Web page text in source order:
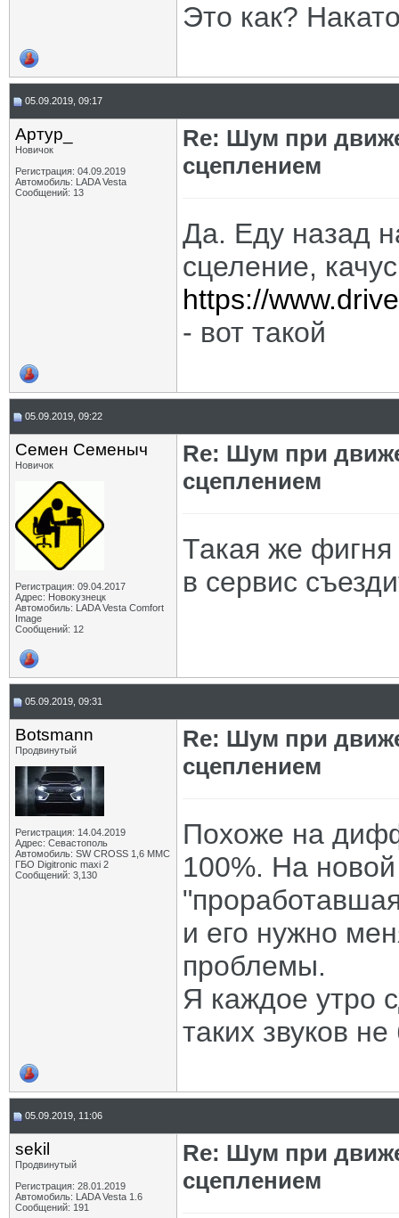
Это как?
05.09.2019, 09:17
Артур_
Новичок
Регистрация: 04.09.2019
Автомобиль: LADA Vesta
Сообщений: 13
Re: Шум при
сцеплением
Да. Еду назад
сцеление,
https://
- вот такой
05.09.2019, 09:22
Семен Семеныч
Новичок
Регистрация: 09.04.2017
Адрес: Новокузнецк
Автомобиль: LADA Vesta Comfort
Image
Сообщений: 12
Re: Шум при
сцеплением
Такая же
в сервис
05.09.2019, 09:31
Botsmann
Продвинутый
Регистрация: 14.04.2019
Адрес: Севастополь
Автомобиль: SW CROSS 1,6 ММС
ГБО Digitronic maxi 2
Сообщений: 3,130
Re: Шум при
сцеплением
Похоже на
100%. На новой
и его нужно
проблемы.
Я каждое утро
таких звуков
05.09.2019, 11:06
sekil
Продвинутый
Регистрация: 28.01.2019
Автомобиль: LADA Vesta 1.6
Сообщений: 191
Re: Шум при
сцеплением